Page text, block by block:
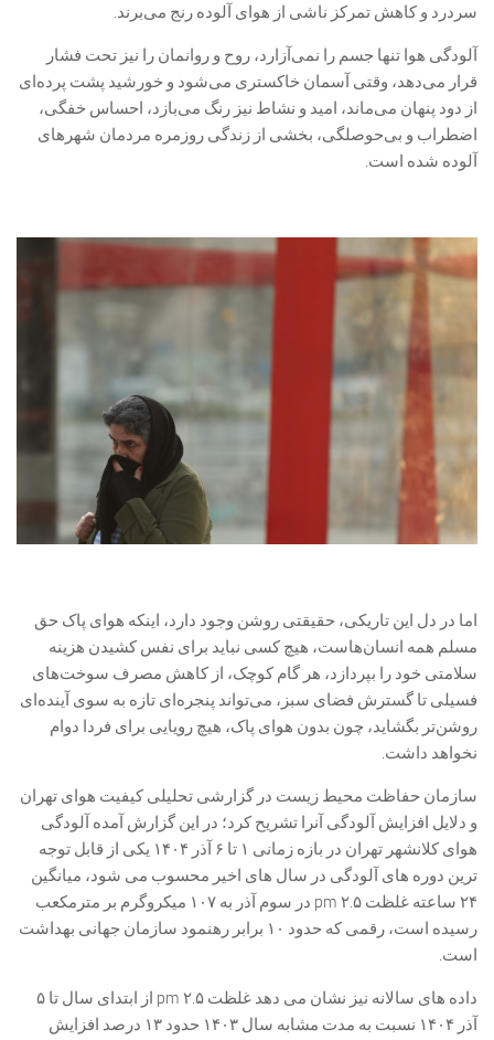
سردرد و کاهش تمرکز ناشی از هوای آلوده رنج می‌برند.
آلودگی هوا تنها جسم را نمی‌آزارد، روح و روانمان را نیز تحت فشار
قرار می‌دهد، وقتی آسمان خاکستری می‌شود و خورشید پشت پرده‌ای
از دود پنهان می‌ماند، امید و نشاط نیز رنگ می‌بازد، احساس خفگی،
اضطراب و بی‌حوصلگی، بخشی از زندگی روزمره‌ مردمان شهرهای
آلوده شده است.
اما در دل این تاریکی، حقیقتی روشن وجود دارد، اینکه هوای پاک حق
مسلم همه‌ انسان‌هاست، هیچ‌ کسی نباید برای نفس کشیدن هزینه‌
سلامتی خود را بپردازد، هر گام کوچک، از کاهش مصرف سوخت‌های
فسیلی تا گسترش فضای سبز، می‌تواند پنجره‌ای تازه به سوی آینده‌ای
روشن‌تر بگشاید، چون بدون هوای پاک، هیچ رویایی برای فردا دوام
نخواهد داشت.
سازمان حفاظت محیط زیست در گزارشی تحلیلی کیفیت هوای تهران
و دلایل افزایش آلودگی آنرا تشریح کرد؛ در این گزارش آمده آلودگی
هوای کلانشهر تهران در بازه زمانی ۱ تا ۶ آذر ۱۴۰۴ یکی از قابل توجه
ترین دوره های آلودگی در سال های اخیر محسوب می شود، میانگین
۲۴ ساعته غلظت pm ۲.۵ در سوم آذر به ۱۰۷ میکروگرم بر مترمکعب
رسیده است، رقمی که حدود ۱۰ برابر رهنمود سازمان جهانی بهداشت
است.
داده های سالانه نیز نشان می دهد غلظت pm ۲.۵ از ابتدای سال تا ۵
آذر ۱۴۰۴ نسبت به مدت مشابه سال ۱۴۰۳ حدود ۱۳ درصد افزایش